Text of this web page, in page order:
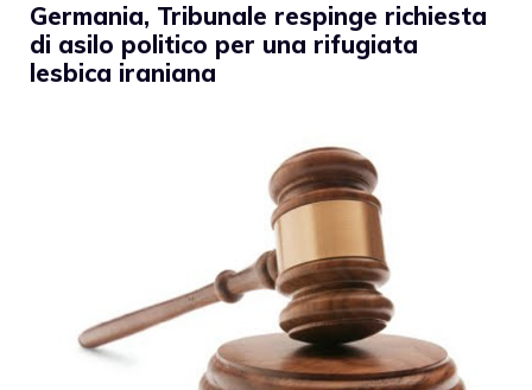
Germania, Tribunale respinge richiesta
di asilo politico per una rifugiata
lesbica iraniana